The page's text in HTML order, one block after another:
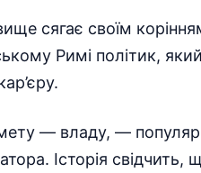
сягає своїм
Римі політик,
— владу, —
Історія